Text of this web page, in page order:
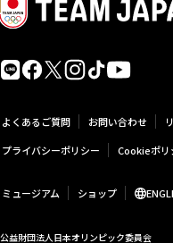
よくあるご質問 お問い合わせ
プライバシーポリシー
Cookieポリ
ミュージアム ショップ
公益財団法人日本オリンピック委員会